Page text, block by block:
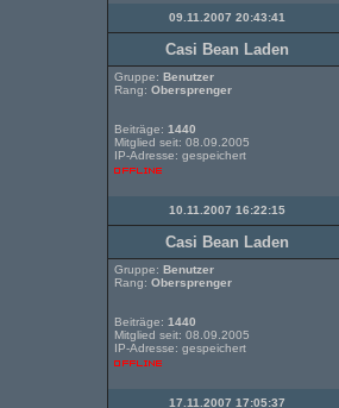
09.11.2007 20:43:41
Casi Bean Laden
Gruppe: Benutzer
Rang: Obersprenger
Beiträge: 1440
Mitglied seit: 08.09.2005
IP-Adresse: gespeichert
10.11.2007 16:22:15
Casi Bean Laden
Gruppe: Benutzer
Rang: Obersprenger
Beiträge: 1440
Mitglied seit: 08.09.2005
IP-Adresse: gespeichert
17.11.2007 17:05:37